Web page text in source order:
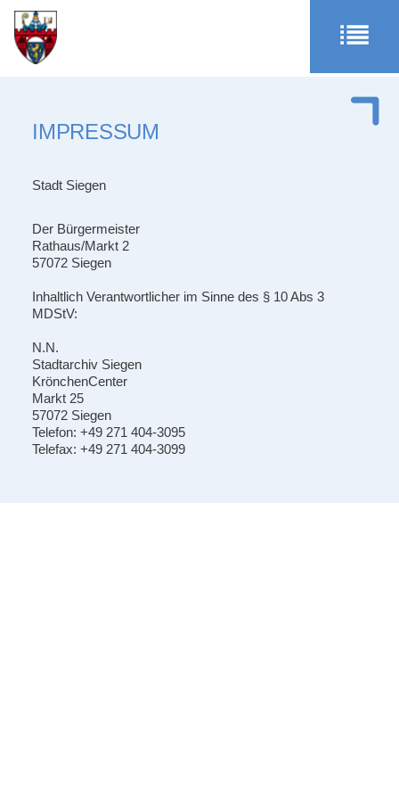
IMPRESSUM
Stadt Siegen
Der Bürgermeister
Rathaus/Markt 2
57072 Siegen
Inhaltlich Verantwortlicher im Sinne des § 10 Abs 3
MDStV:
N.N.
Stadtarchiv Siegen
KrönchenCenter
Markt 25
57072 Siegen
Telefon: +49 271 404-3095
Telefax: +49 271 404-3099